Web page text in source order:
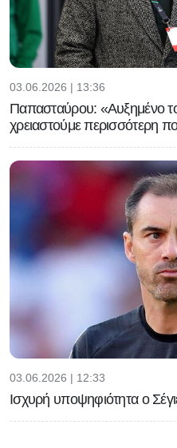
03.06.2026 | 13:36
Παπασταύρου: «Αυξημένο
χρειαστούμε περισσότερη
03.06.2026 | 12:33
Ισχυρή υποψηφιότητα ο